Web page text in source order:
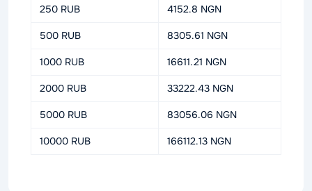
250 RUB 4152.8 NGN
500 RUB 8305.61 NGN
1000 RUB 16611.21 NGN
2000 RUB 33222.43 NGN
5000 RUB 83056.06 NGN
10000 RUB 166112.13 NGN